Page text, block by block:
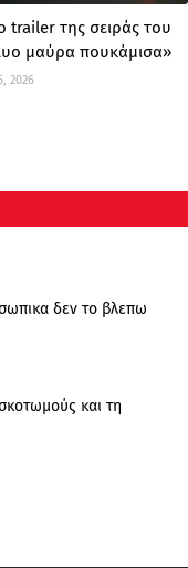
trailer της σειράς του
μαύρα πουκάμισα»
2026
δεν το βλεπω
και τη